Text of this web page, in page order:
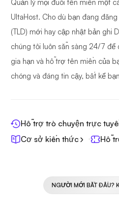
Quản lý mọi đuôi tên miền một
UltaHost. Cho dù bạn đang
(TLD) mới hay cập nhật bản ghi
chúng tôi luôn sẵn sàng 24/7
gia hạn và hỗ trợ tên miền của
chóng và đáng tin cậy, bất kể
Hỗ trợ trò chuyện trực
Cơ sở kiến thức
Hỗ
NGƯỜI MỚI BẮT ĐẦU?